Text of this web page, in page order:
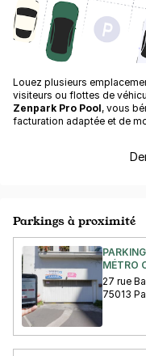
Louez plusieurs
visiteurs ou flottes de
Zenpark Pro Pool, vous
facturation adaptée et de
Parkings à proximité
MÉTRO
27 rue
75013